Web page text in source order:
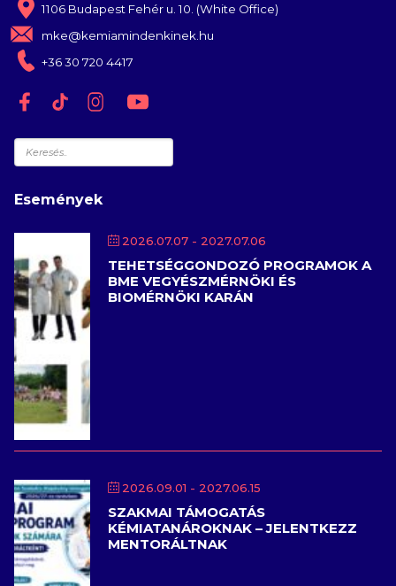
1106 Budapest Fehér u. 10. (White Office)
mke@kemiamindenkinek.hu
+36 30 720 4417
Keresés
Események
2026.07.07 - 2027.07.06
TEHETSÉGGONDOZÓ PROGRAMOK A
BME VEGYÉSZMÉRNÖKI ÉS
BIOMÉRNÖKI KARÁN
2026.09.01 - 2027.06.15
SZAKMAI TÁMOGATÁS
KÉMIATANÁROKNAK – JELENTKEZZ
MENTORÁLTNAK